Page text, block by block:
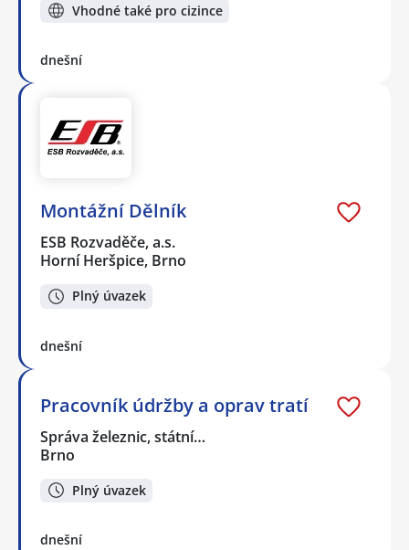
Vhodné také pro cizince
dnešní
Montážní Dělník
ESB Rozvaděče, a.s.
Horní Heršpice, Brno
Plný úvazek
dnešní
Pracovník údržby a oprav tratí
Správa železnic, státní…
Brno
Plný úvazek
dnešní